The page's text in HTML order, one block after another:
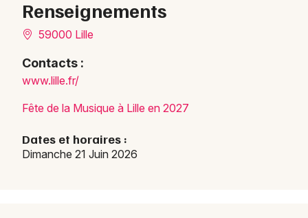
Renseignements
59000 Lille
Contacts :
www.lille.fr/
Fête de la Musique à Lille en 2027
Dates et horaires :
Dimanche 21 Juin 2026